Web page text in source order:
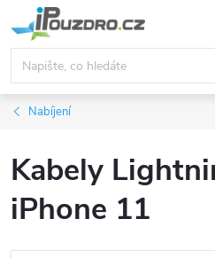
na
obsah
Nabíjení
Kabely
iPhone 11